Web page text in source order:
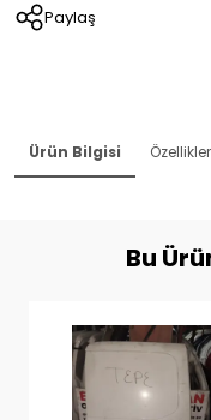
Paylaş
Ürün Bilgisi Özellikler
Bu